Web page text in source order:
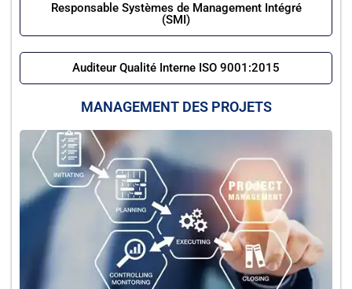
Responsable Systèmes de Management Intégré
(SMI)
Auditeur Qualité Interne ISO 9001:2015
MANAGEMENT DES PROJETS